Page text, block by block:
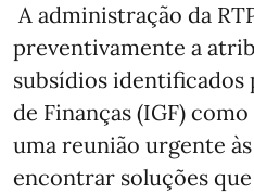
A administração da
preventivamente a
subsídios identificados
de Finanças (IGF)
uma reunião urgente
encontrar soluções